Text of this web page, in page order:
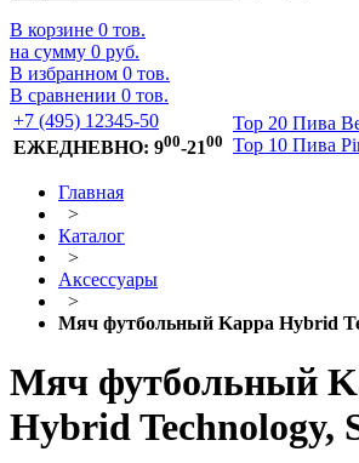
В корзине 0 тов.
на сумму 0 руб.
В избранном 0 тов.
В сравнении 0 тов.
+7 (495) 12345-50
ЕЖЕДНЕВНО: 900-2100
Top 20 Пива
Top 10 Пива
Главная
>
Каталог
>
Аксессуары
>
Мяч футбольный Kappa Hybrid
Мяч футбольный
Hybrid Technology,